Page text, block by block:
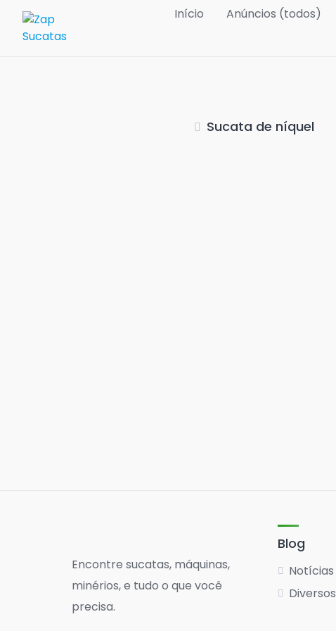
content
Início Anúncios (todos)
Sucata de níquel
Encontre sucatas, máquinas,
minérios, e tudo o que você
precisa.
Blog
Notícias
Diversos